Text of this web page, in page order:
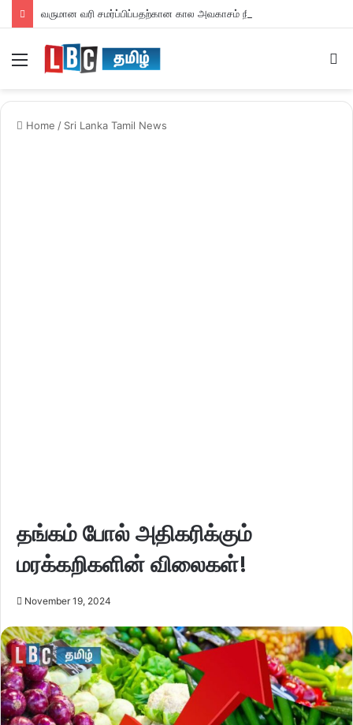
வருமான வரி சமர்ப்பிப்பதற்கான கால அவகாசம் நீடிப்பு
Home / Sri Lanka Tamil News
தங்கம் போல் அதிகரிக்கும்
மரக்கறிகளின் விலைகள்!
November 19, 2024